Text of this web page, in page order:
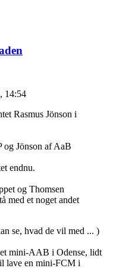
14:54
Rasmus Jönson i
og Jönson af AaB
endnu.
og Thomsen
med et noget andet
se, hvad de vil med ... )
mini-AAB i Odense, lidt
lave en mini-FCM i